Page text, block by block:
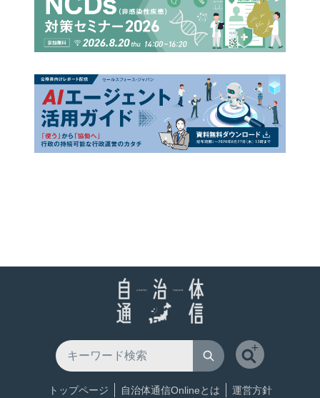
トップページ 自治体通信Onlineとは 運営方針